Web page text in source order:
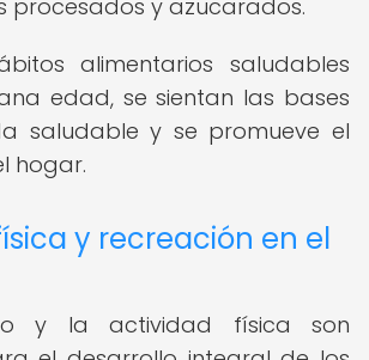
procesados y azucarados.
alimentarios saludables
edad, se sientan las bases
saludable y se promueve el
hogar.
y recreación en el
y la actividad física son